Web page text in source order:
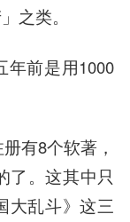
之类。
年前是用1000
有8个软著，
了。这其中只
大乱斗》这三